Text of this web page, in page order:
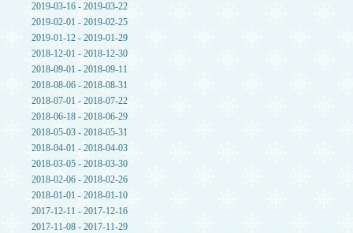
2019-03-16 - 2019-03-22
2019-02-01 - 2019-02-25
2019-01-12 - 2019-01-29
2018-12-01 - 2018-12-30
2018-09-01 - 2018-09-11
2018-08-06 - 2018-08-31
2018-07-01 - 2018-07-22
2018-06-18 - 2018-06-29
2018-05-03 - 2018-05-31
2018-04-01 - 2018-04-03
2018-03-05 - 2018-03-30
2018-02-06 - 2018-02-26
2018-01-01 - 2018-01-10
2017-12-11 - 2017-12-16
2017-11-08 - 2017-11-29